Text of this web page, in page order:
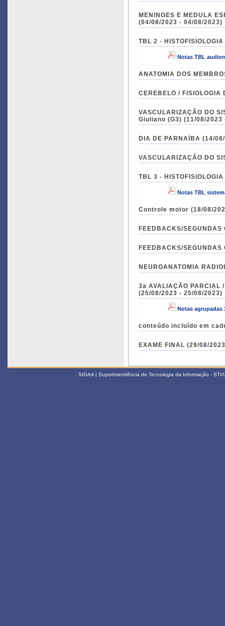
MENINGES E MEDULA
(04/08/2023 - 04/08/2023)
TBL 2 -
Notas TBL
ANATOMIA DOS
VASCULARIZAÇÃO DO
Giuliano (G3) (11/08/2023
DIA DE PARNAÍBA (14/
TBL 3 -
Notas TBL
Controle motor (18/08/
FEEDBACKS/
FEEDBACKS/
3a AVALIAÇÃO
(25/08/2023 - 25/08/2023)
Notas agrupadas
conteúdo incluído em
EXAME FINAL (29/08/
SIGAA | Superintendência de Tecnologia da Informação -